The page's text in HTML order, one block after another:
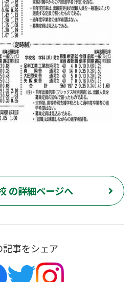
の詳細ページへ
記事をシェア